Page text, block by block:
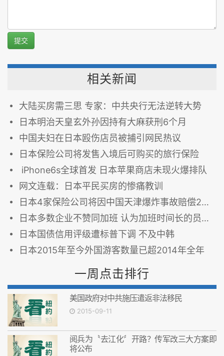
提交
相关新闻
大陆买房需三思 专家：中共央行无法逆转大势
日本明治天皇玄外孙因持有大麻获刑6个月
中国夫妇在日本殴伤店员被捕引网民热议
日本保险公司将发售入境后可购买的旅行保险
iPhone6s全球首发 日本苹果商店未现火爆排队
网文连载：日本平民买房的惨痛教训
日本4家保险公司将因中国天津爆炸事故赔偿200亿日元
日本多数企业不赞同加班 认为加班时间长的员工升职慢
日本国债信用评级遭标普下调 不及中韩
日本2015年至今外国游客数量已超2014年全年
一周点击排行
美国政府对中共施压遣返非法移民
2015-09-11
阅兵为〝去江化〞开路？传军改三大方案即
将公布